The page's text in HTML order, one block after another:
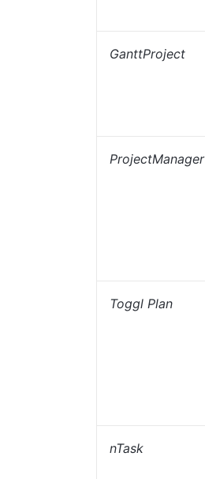
GanttProject
ProjectManager
Toggl Plan
nTask